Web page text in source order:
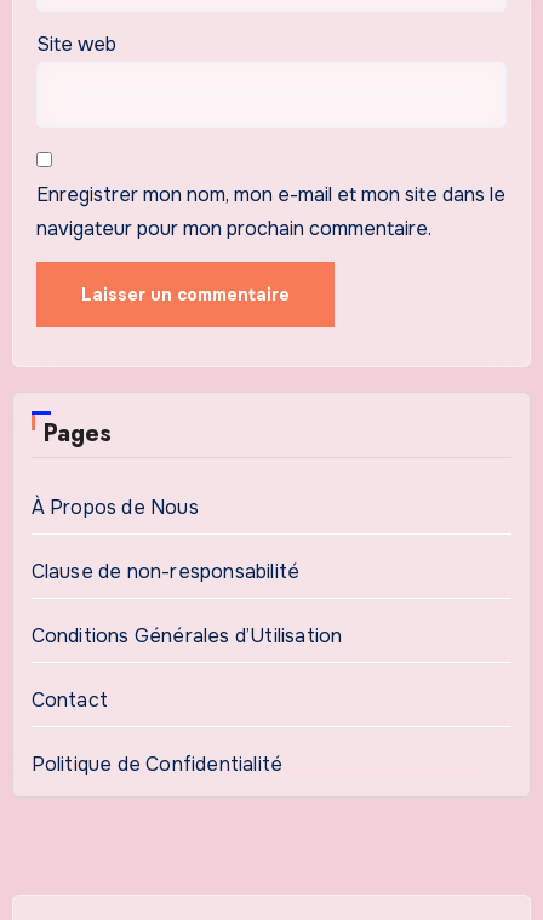
Site web
Enregistrer mon nom, mon e-mail et mon site dans le
navigateur pour mon prochain commentaire.
Pages
À Propos de Nous
Clause de non-responsabilité
Conditions Générales d’Utilisation
Contact
Politique de Confidentialité